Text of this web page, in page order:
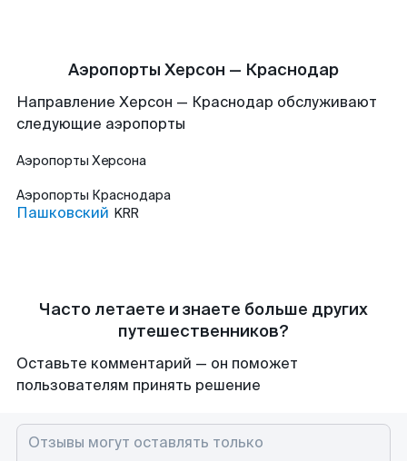
Аэропорты Херсон — Краснодар
Направление Херсон — Краснодар обслуживают
следующие аэропорты
Аэропорты Херсона
Аэропорты Краснодара
Пашковский KRR
Часто летаете и знаете больше других
путешественников?
Оставьте комментарий — он поможет
пользователям принять решение